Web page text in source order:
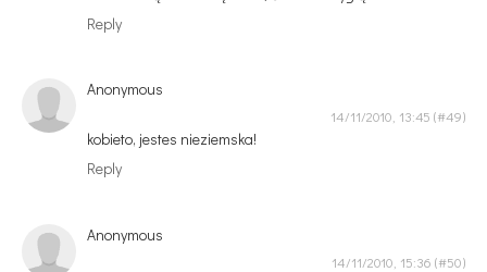
Reply
Anonymous
14/11/2010, 13:45
kobieto, jestes nieziemska!
Reply
Anonymous
14/11/2010, 15:36